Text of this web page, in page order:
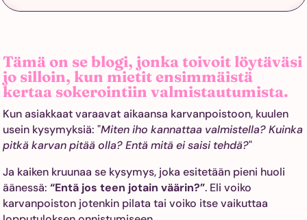
Tämä on se blogi, jonka toivoit löytäväsi
jo silloin, kun mietit ensimmäistä
kertaa sokerointiin valmistautumista.
Kun asiakkaat varaavat aikaansa karvanpoistoon, kuulen
usein kysymyksiä: "Miten iho kannattaa valmistella? Kuinka
pitkä karvan pitää olla? Entä mitä ei saisi tehdä?"
Ja kaiken kruunaa se kysymys, joka esitetään pieni huoli
äänessä:“Entä jos teen jotain väärin?”. Eli voiko
karvanpoiston jotenkin pilata tai voiko itse vaikuttaa